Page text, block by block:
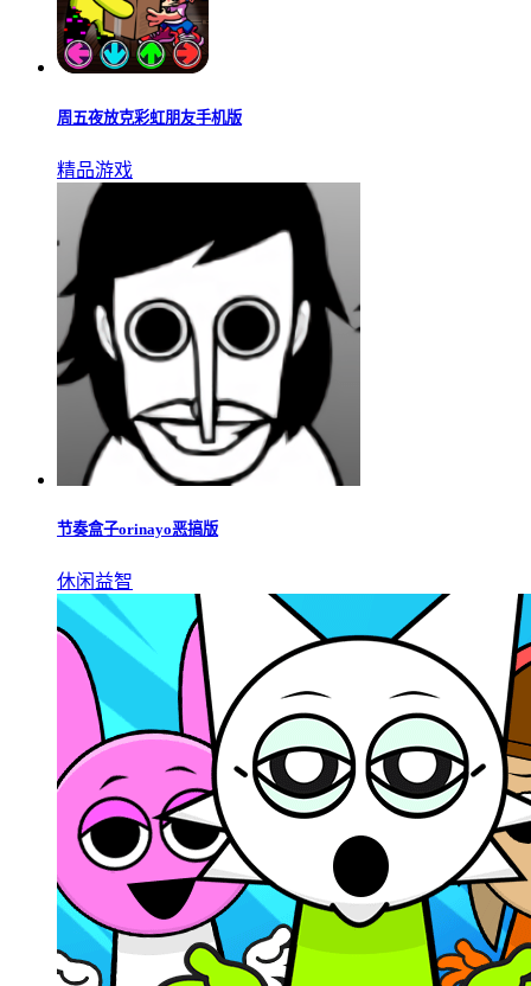
收纳袋子
下载
喜欢
好玩的音乐节奏游戏 音乐节奏闯关手游合集
好玩的音乐节奏游戏
更多▹▹